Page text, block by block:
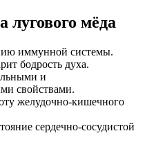
лугового мёда
иммунной системы.
бодрость духа.
и
свойствами.
желудочно-кишечного
сердечно-сосудистой